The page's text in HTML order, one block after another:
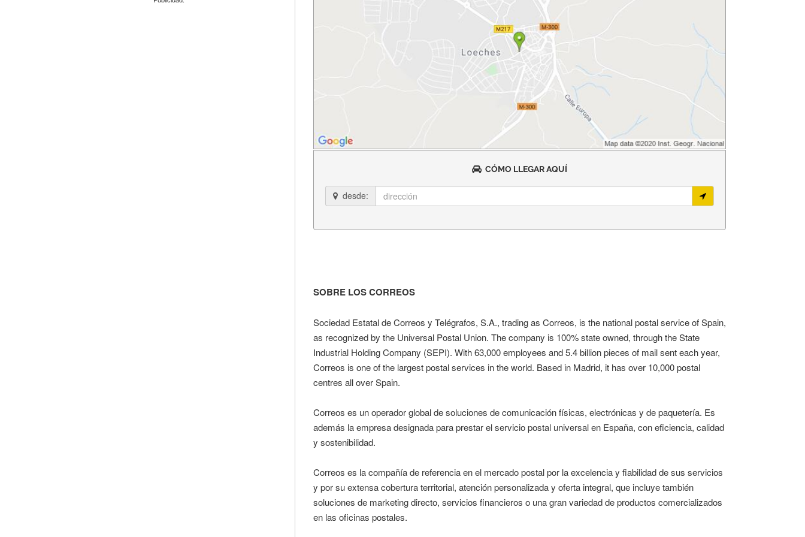
CÓMO LLEGAR AQUÍ
desde:
SOBRE LOS CORREOS
Sociedad Estatal de Correos y Telégrafos, S.A., trading as Correos, is the national postal service of Spain,
as recognized by the Universal Postal Union. The company is 100% state owned, through the State
Industrial Holding Company (SEPI). With 63,000 employees and 5.4 billion pieces of mail sent each year,
Correos is one of the largest postal services in the world. Based in Madrid, it has over 10,000 postal
centres all over Spain.
Correos es un operador global de soluciones de comunicación físicas, electrónicas y de paquetería. Es
además la empresa designada para prestar el servicio postal universal en España, con eficiencia, calidad
y sostenibilidad.
Correos es la compañía de referencia en el mercado postal por la excelencia y fiabilidad de sus servicios
y por su extensa cobertura territorial, atención personalizada y oferta integral, que incluye también
soluciones de marketing directo, servicios financieros o una gran variedad de productos comercializados
en las oficinas postales.